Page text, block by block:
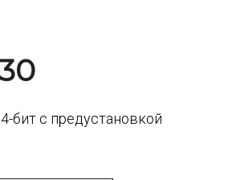
бит с предустановкой